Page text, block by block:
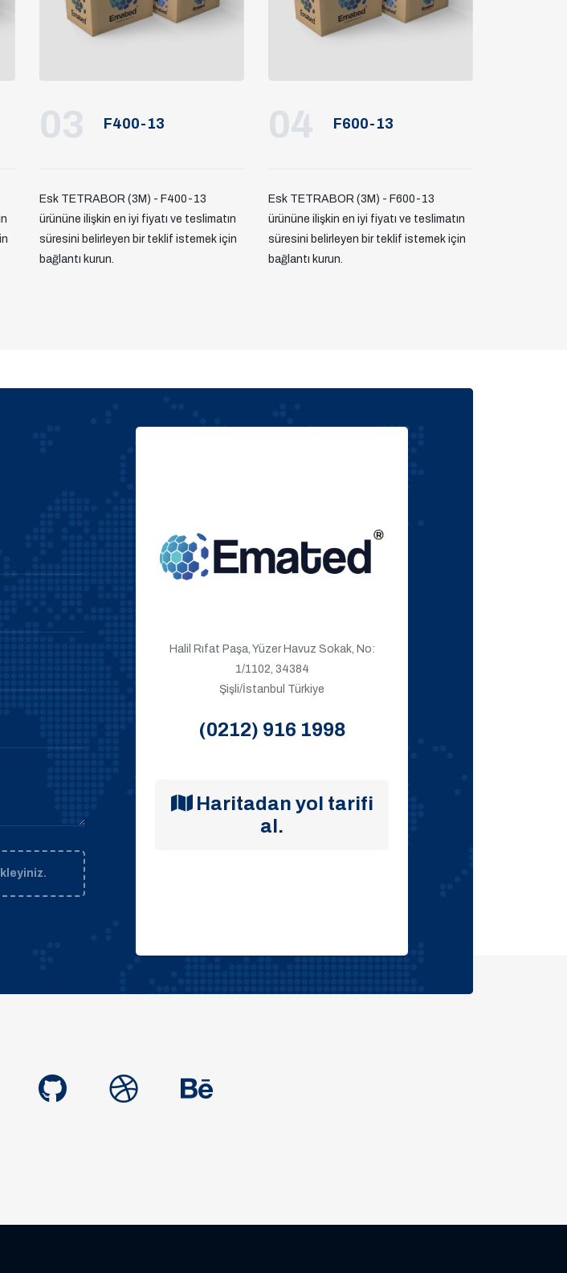
03 F400-13
Esk TETRABOR (3M) - F400-13
ürününe ilişkin en iyi fiyatı ve teslimatın
süresini belirleyen bir teklif istemek için
bağlantı kurun.
04 F600-13
Esk TETRABOR (3M) - F600-13
ürününe ilişkin en iyi fiyatı ve teslimatın
süresini belirleyen bir teklif istemek için
bağlantı kurun.
Halil Rıfat Paşa, Yüzer Havuz Sokak, No:
1/1102, 34384
Şişli/İstanbul Türkiye
(0212) 916 1998
Haritadan yol tarifi
al.